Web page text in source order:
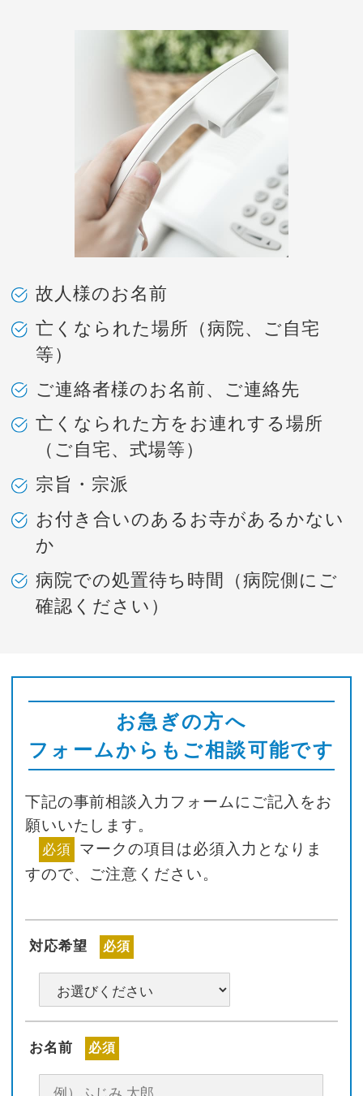
故人様のお名前
亡くなられた場所（病院、ご自宅
等）
ご連絡者様のお名前、ご連絡先
亡くなられた方をお連れする場所
（ご自宅、式場等）
宗旨・宗派
お付き合いのあるお寺があるかない
か
病院での処置待ち時間（病院側にご
確認ください）
お急ぎの方へ
フォームからもご相談可能です
下記の事前相談入力フォームにご記入をお
願いいたします。
必須 マークの項目は必須入力となりま
すので、ご注意ください。
対応希望 必須
お名前 必須